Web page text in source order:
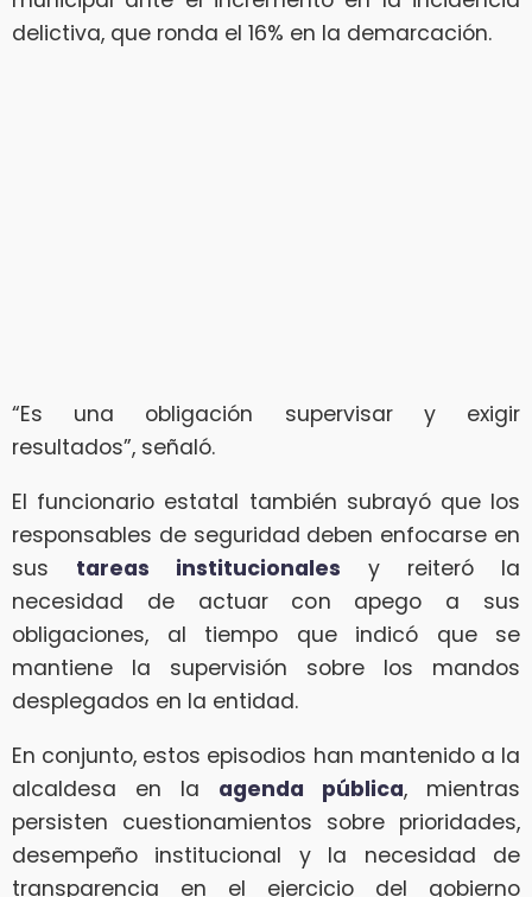
delictiva, que ronda el 16% en la demarcación.
“Es una obligación supervisar y exigir
resultados”, señaló.
El funcionario estatal también subrayó que los
responsables de seguridad deben enfocarse en
sus tareas institucionales y reiteró la
necesidad de actuar con apego a sus
obligaciones, al tiempo que indicó que se
mantiene la supervisión sobre los mandos
desplegados en la entidad.
En conjunto, estos episodios han mantenido a la
alcaldesa en la agenda pública, mientras
persisten cuestionamientos sobre prioridades,
desempeño institucional y la necesidad de
transparencia en el ejercicio del gobierno